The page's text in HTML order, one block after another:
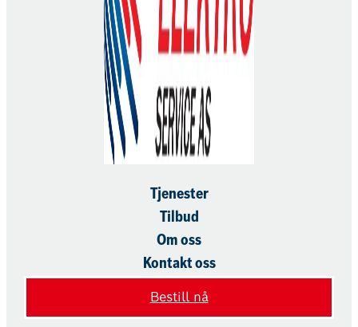
Tjenester
Tilbud
Om oss
Kontakt oss
Bestill nå